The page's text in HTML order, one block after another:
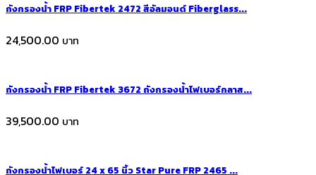
ถังกรองน้ำ FRP Fibertek 2472 สีอัลมอนด์ Fiberglass...
24,500.00
ถังกรองน้ำ FRP Fibertek 3672 ถังกรองน้ำไฟเบอร์กลาส...
39,500.00
ถังกรองน้ำไฟเบอร์ 24 x 65 นิ้ว Star Pure FRP 2465 ...